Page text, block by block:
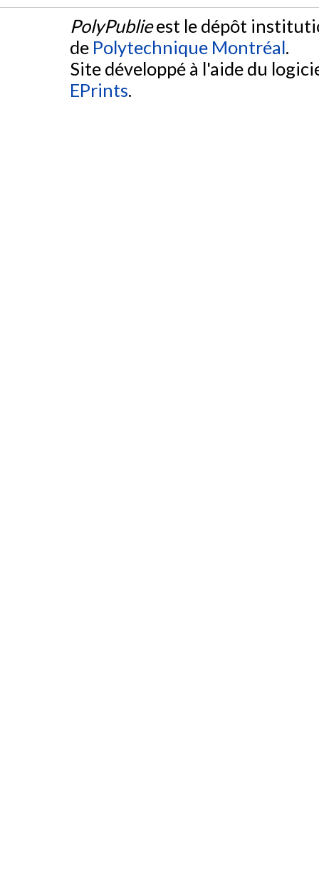
PolyPublieest le dépôt
de Polytechnique Montréal.
Site développé à l'aide du
EPrints.